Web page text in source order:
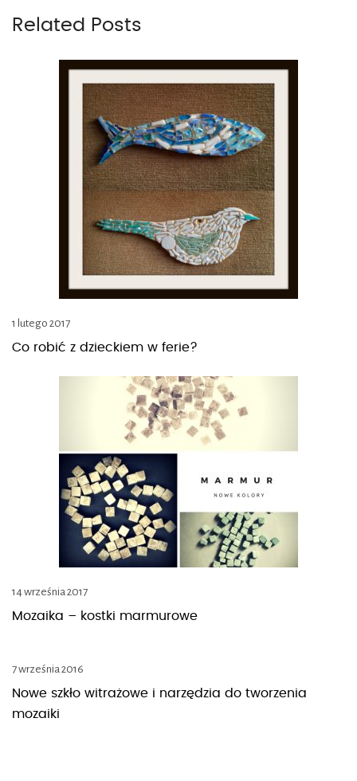
Related Posts
1 lutego 2017
Co robić z dzieckiem w ferie?
14 września 2017
Mozaika – kostki marmurowe
7 września 2016
Nowe szkło witrażowe i narzędzia do tworzenia
mozaiki